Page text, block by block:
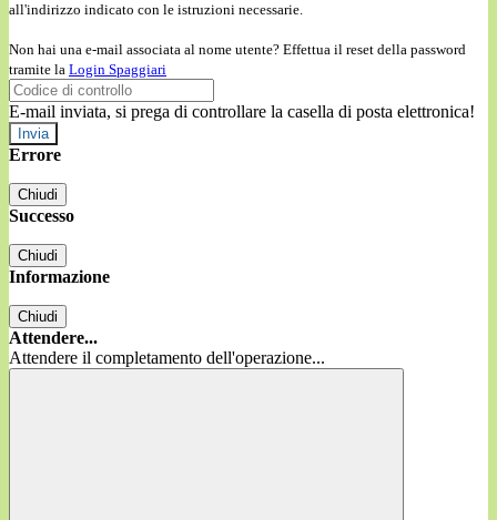
all'indirizzo indicato con le istruzioni necessarie.
Non hai una e-mail associata al nome utente? Effettua il reset della password
tramite la Login Spaggiari
E-mail inviata, si prega di controllare la casella di posta elettronica!
Errore
Chiudi
Successo
Chiudi
Informazione
Chiudi
Attendere...
Attendere il completamento dell'operazione...